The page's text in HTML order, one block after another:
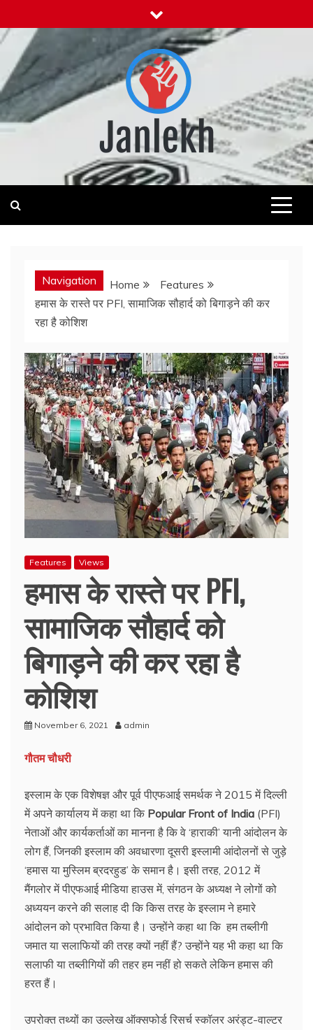
to
content
News for Public
Navigation Home
Features
हमास के रास्ते पर PFI, सामाजिक सौहार्द को बिगाड़ने की कर
रहा है कोशिश
Features Views
हमास के रास्ते पर PFI,
सामाजिक सौहार्द को
बिगाड़ने की कर रहा है
कोशिश
November 6, 2021 admin
गौतम चौधरी
इस्लाम के एक विशेषज्ञ और पूर्व पीएफआई समर्थक ने 2015 में दिल्ली
में अपने कार्यालय में कहा था कि Popular Front of India (PFI)
नेताओं और कार्यकर्ताओं का मानना है कि वे ‘हाराकी’ यानी आंदोलन के
लोग हैं, जिनकी इस्लाम की अवधारणा दूसरी इस्लामी आंदोलनों से जुड़े
‘हमास या मुस्लिम ब्रदरहुड’ के समान है। इसी तरह, 2012 में
मैंगलोर में पीएफआई मीडिया हाउस में, संगठन के अध्यक्ष ने लोगों को
अध्ययन करने की सलाह दी कि किस तरह के इस्लाम ने हमारे
आंदोलन को प्रभावित किया है। उन्होंने कहा था कि हम तब्लीगी
जमात या सलाफियों की तरह क्यों नहीं हैं? उन्होंने यह भी कहा था कि
सलाफी या तब्लीगियों की तहर हम नहीं हो सकते लेकिन हमास की
हरत हैं।
उपरोक्त तथ्यों का उल्लेख ऑक्सफोर्ड रिसर्च स्कॉलर अरंड्ट-वाल्टर